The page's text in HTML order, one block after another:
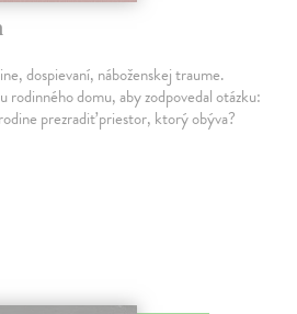
dospievaní, náboženskej traume.
rodinného domu, aby zodpovedal otázku:
prezradiť priestor, ktorý obýva?